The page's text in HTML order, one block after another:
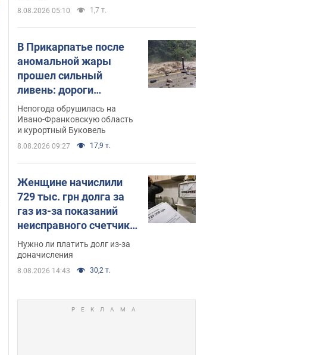
8.08.2026 05:10 1,7 т.
В Прикарпатье после
аномальной жары
прошел сильный
ливень: дороги
превратились в реки.
Видео
Непогода обрушилась на
Ивано-Франковскую область
и курортный Буковель
8.08.2026 09:27 17,9 т.
Женщине начислили
729 тыс. грн долга за
газ из-за показаний
неисправного счетчика:
судья вынес
неожиданное решение
Нужно ли платить долг из-за
доначисления
8.08.2026 14:43 30,2 т.